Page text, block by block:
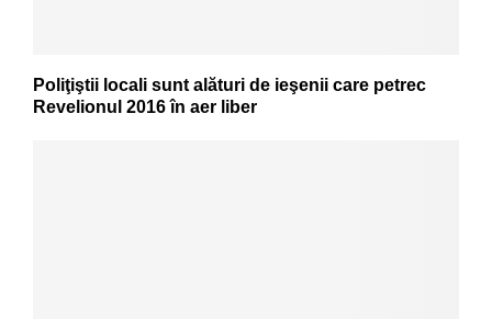
Poliţiştii locali sunt alături de ieşenii care petrec
Revelionul 2016 în aer liber